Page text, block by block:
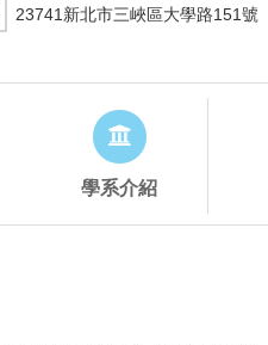
23741新北市三峽區大學路151號
學系介紹